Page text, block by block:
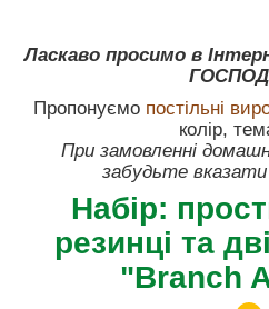
Ласкаво просимо в
Пропонуємо постільні
колір,
При замовленні
забудьте вказати
Набір:
резинці та
"Branch